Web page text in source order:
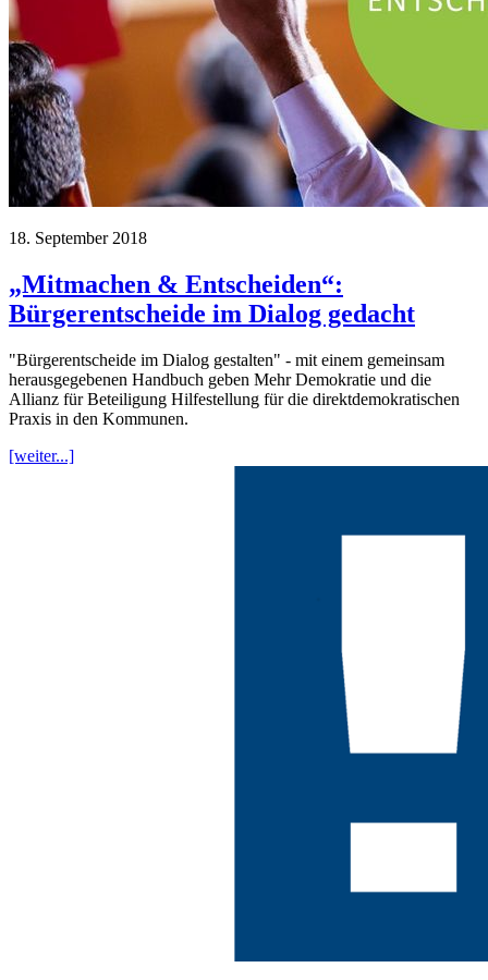
18. September 2018
„Mitmachen & Entscheiden“:
Bürgerentscheide im Dialog gedacht
"Bürgerentscheide im Dialog gestalten" - mit einem gemeinsam
herausgegebenen Handbuch geben Mehr Demokratie und die
Allianz für Beteiligung Hilfestellung für die direktdemokratischen
Praxis in den Kommunen.
[weiter...]